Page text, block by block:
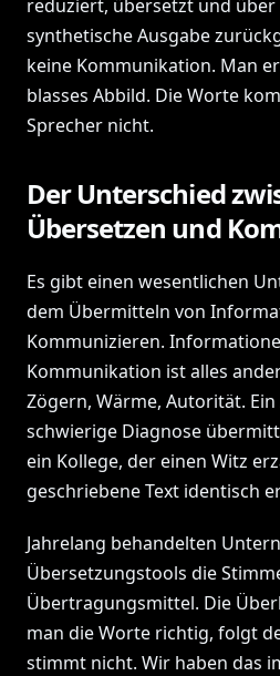
reduziert, übersetzt und über
synthetische Ausgabe
keine Kommunikation. Man
blasses Abbild. Die Worte
Sprecher nicht.
Der Unterschied
Übersetzen und
Es gibt einen wesentlichen
dem Übermitteln von
Kommunizieren.
Kommunikation ist alles
Zögern, Wärme, Autorität.
schwierige Diagnose
ein Kollege, der einen Witz
geschriebene Text identisch
Jahrelang behandelten
Übersetzungstools die
Übertragungsmittel. Die
man die Worte richtig, folgt
stimmt nicht. Wir haben das